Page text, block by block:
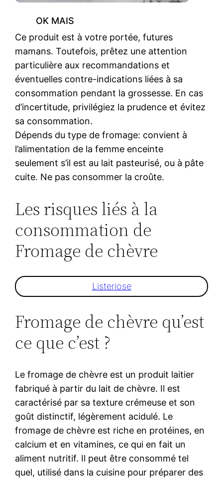
OK MAIS
Ce produit est à votre portée, futures
mamans. Toutefois, prêtez une attention
particulière aux recommandations et
éventuelles contre-indications liées à sa
consommation pendant la grossesse. En cas
d’incertitude, privilégiez la prudence et évitez
sa consommation.
Dépends du type de fromage: convient à
l’alimentation de la femme enceinte
seulement s’il est au lait pasteurisé, ou à pâte
cuite. Ne pas consommer la croûte.
Les risques liés à la
consommation de
Fromage de chèvre
Listeriose
Fromage de chèvre qu’est
ce que c’est ?
Le fromage de chèvre est un produit laitier
fabriqué à partir du lait de chèvre. Il est
caractérisé par sa texture crémeuse et son
goût distinctif, légèrement acidulé. Le
fromage de chèvre est riche en protéines, en
calcium et en vitamines, ce qui en fait un
aliment nutritif. Il peut être consommé tel
quel, utilisé dans la cuisine pour préparer des